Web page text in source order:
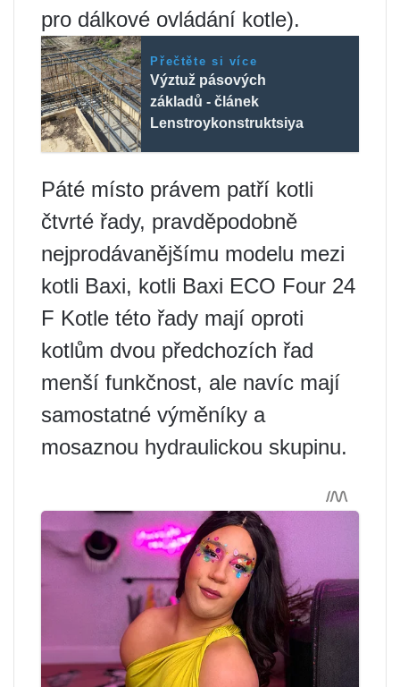
pro dálkové ovládání kotle).
Přečtěte si více
Výztuž pásových
základů - článek
Lenstroykonstruktsiya
Páté místo právem patří kotli
čtvrté řady, pravděpodobně
nejprodávanějšímu modelu mezi
kotli Baxi, kotli Baxi ECO Four 24
F Kotle této řady mají oproti
kotlům dvou předchozích řad
menší funkčnost, ale navíc mají
samostatné výměníky a
mosaznou hydraulickou skupinu.